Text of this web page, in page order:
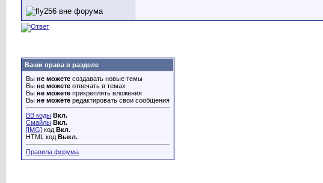
Ваши права в разделе
Вы не можете создавать новые темы
Вы не можете отвечать в темах
Вы не можете прикреплять вложения
Вы не можете редактировать свои сообщения
BB коды Вкл.
Смайлы Вкл.
[IMG] код Вкл.
HTML код Выкл.
Правила форума